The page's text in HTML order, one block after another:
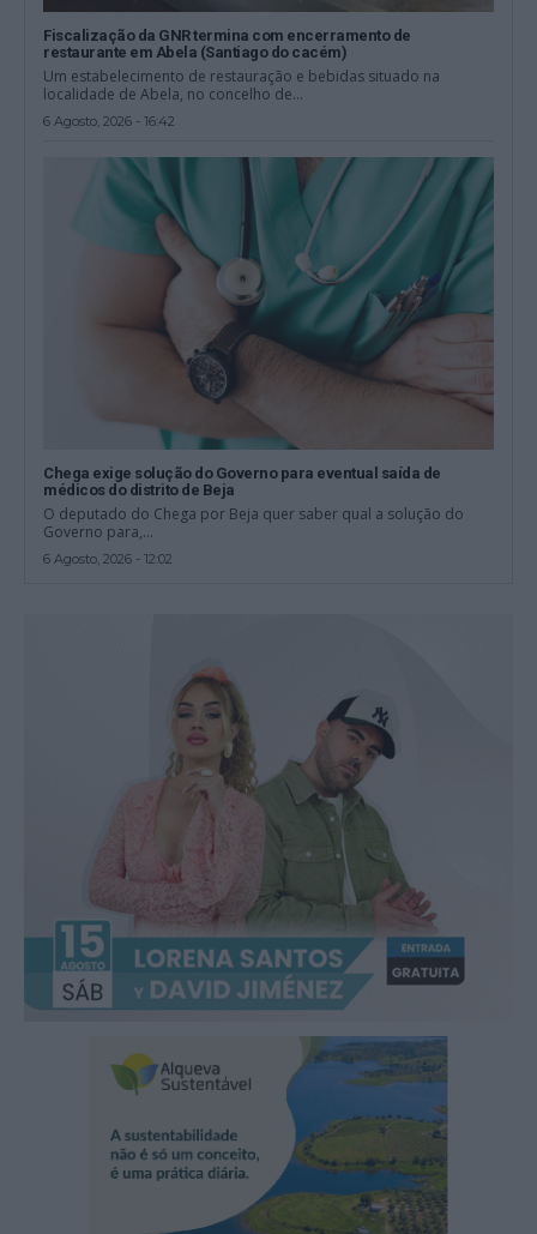
Fiscalização da GNR termina com encerramento de
restaurante em Abela (Santiago do cacém)
Um estabelecimento de restauração e bebidas situado na
localidade de Abela, no concelho de...
6 Agosto, 2026 - 16:42
Chega exige solução do Governo para eventual saída de
médicos do distrito de Beja
O deputado do Chega por Beja quer saber qual a solução do
Governo para,...
6 Agosto, 2026 - 12:02